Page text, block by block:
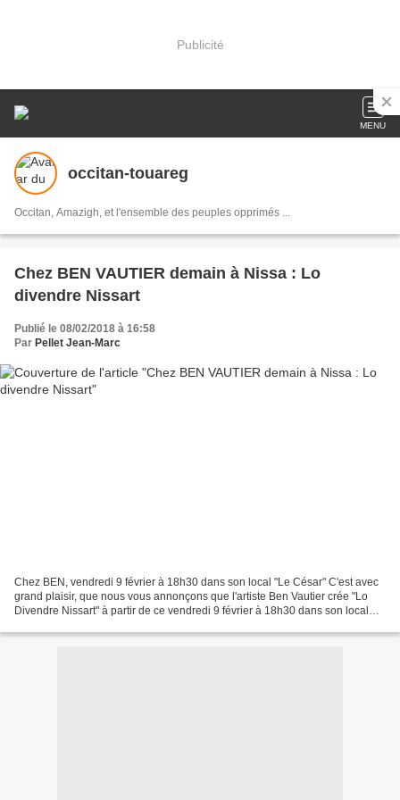
Publicité
MENU
occitan-touareg
Occitan, Amazigh, et l'ensemble des peuples opprimés ...
Chez BEN VAUTIER demain à Nissa : Lo
divendre Nissart
Publié le 08/02/2018 à 16:58
Par Pellet Jean-Marc
Chez BEN, vendredi 9 février à 18h30 dans son local "Le César" C'est avec
grand plaisir, que nous vous annonçons que l'artiste Ben Vautier crée "Lo
Divendre Nissart" à partir de ce vendredi 9 février à 18h30 dans son local